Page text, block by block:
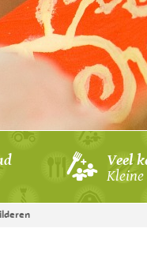
uitje voor iedereen
BBQ Boerengolf
solextocht
boerendag
BBQ met
archery attack
bubblevoetbal
boerengolf &
schieten maar!
Veel
Kleine